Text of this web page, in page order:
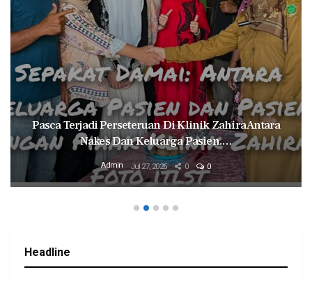
Pasca Terjadi Perseteruan Di Klinik Zahira Antara
Nakes Dan Keluarga Pasien.…
Admin Jul 27, 2026 0 0
Headline